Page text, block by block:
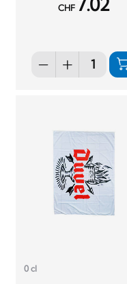
CHF 7.02
0 cl